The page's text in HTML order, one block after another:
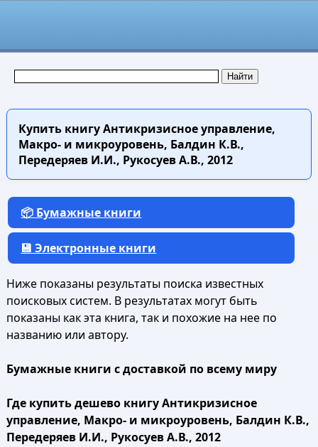
Купить книгуАнтикризисное управление,
Макро- и микроуровень, Балдин К.В.,
Передеряев И.И., Рукосуев А.В., 2012
📦 Бумажные книги
💾 Электронные книги
Ниже показаны результаты поиска известных
поисковых систем. В результатах могут быть
показаны как эта книга, так и похожие на нее по
названию или автору.
Бумажные книги с доставкой по всему миру
Где купить дешево книгу Антикризисное
управление, Макро- и микроуровень, Балдин К.В.,
Передеряев И.И., Рукосуев А.В., 2012